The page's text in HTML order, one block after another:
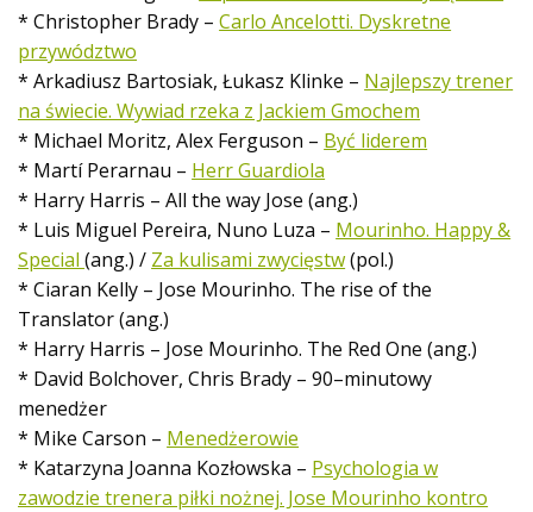
* Christopher Brady –Carlo Ancelotti. Dyskretne
przywództwo
* Arkadiusz Bartosiak, Łukasz Klinke – Najlepszy trener
na świecie. Wywiad rzeka z Jackiem Gmochem
* Michael Moritz, Alex Ferguson – Być liderem
* Martí Perarnau – Herr Guardiola
* Harry Harris – All the way Jose (ang.)
* Luis Miguel Pereira, Nuno Luza – Mourinho. Happy &
Special(ang.) / Za kulisami zwycięstw(pol.)
* Ciaran Kelly – Jose Mourinho. The rise of the
Translator (ang.)
* Harry Harris – Jose Mourinho. The Red One (ang.)
* David Bolchover, Chris Brady – 90–minutowy
menedżer
* Mike Carson – Menedżerowie
* Katarzyna Joanna Kozłowska – Psychologia w
zawodzie trenera piłki nożnej. Jose Mourinho kontro